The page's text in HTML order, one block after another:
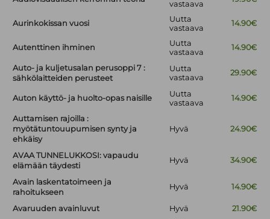
vastaava
Aurinkokissan vuosi
Uutta
vastaava
14.90€
Autenttinen ihminen
Uutta
vastaava
14.90€
Auto- ja kuljetusalan perusoppi 7 :
sähkölaitteiden perusteet
Uutta
vastaava
29.90€
Auton käyttö- ja huolto-opas naisille
Uutta
vastaava
14.90€
Auttamisen rajoilla :
myötätuntouupumisen synty ja
ehkäisy
Hyvä 24.90€
AVAA TUNNELUKKOSI: vapaudu
elämään täydesti
Hyvä 34.90€
Avain laskentatoimeen ja
rahoitukseen
Hyvä 14.90€
Avaruuden avainluvut Hyvä 21.90€